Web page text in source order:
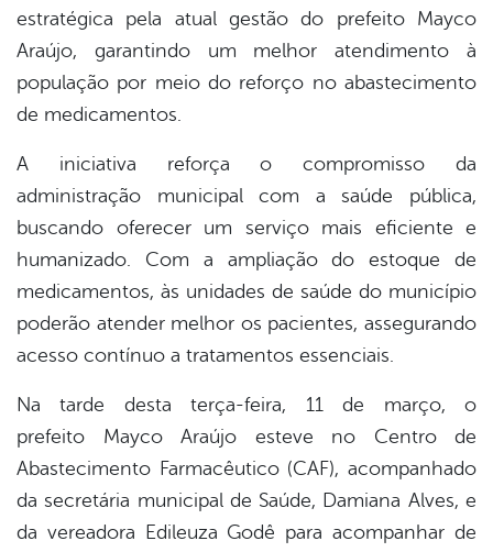
estratégica pela atual gestão do prefeito Mayco
Araújo, garantindo um melhor atendimento à
população por meio do reforço no abastecimento
de medicamentos.
A iniciativa reforça o compromisso da
administração municipal com a saúde pública,
buscando oferecer um serviço mais eficiente e
humanizado. Com a ampliação do estoque de
medicamentos, às unidades de saúde do município
poderão atender melhor os pacientes, assegurando
acesso contínuo a tratamentos essenciais.
Na tarde desta terça-feira, 11 de março, o
prefeito Mayco Araújo esteve no Centro de
Abastecimento Farmacêutico (CAF), acompanhado
da secretária municipal de Saúde, Damiana Alves, e
da vereadora Edileuza Godê para acompanhar de